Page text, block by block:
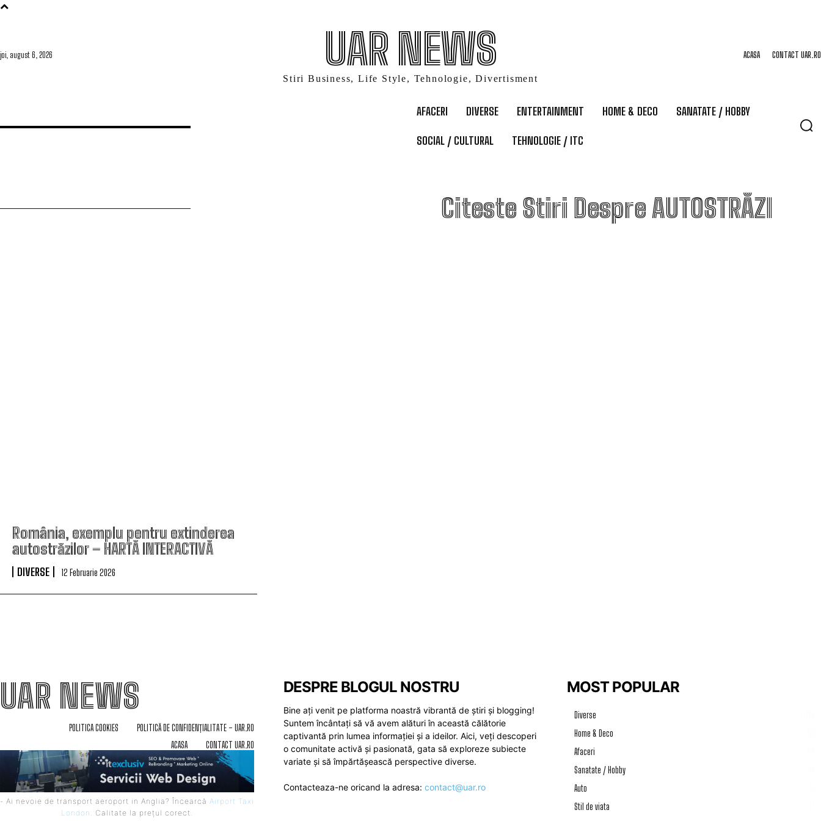
joi, august 6, 2026 UAR NEWS
Stiri Business, Life Style, Tehnologie, Divertisment
ACASA CONTACT UAR.RO
AFACERI DIVERSE ENTERTAINMENT HOME & DECO SANATATE / HOBBY
SOCIAL / CULTURAL TEHNOLOGIE / ITC
Citeste Stiri Despre AUTOSTRĂZI
A
România, exemplu pentru extinderea
autostrăzilor – HARTĂ INTERACTIVĂ
DIVERSE 12 Februarie 2026
UAR NEWS
POLITICA COOKIES
POLITICĂ DE CONFIDENȚIALITATE – UAR.RO
ACASA
CONTACT UAR.RO
- Ai nevoie de transport aeroport in Anglia? Încearcă Airport Taxi
London
. Calitate la prețul corect.
DESPRE BLOGUL NOSTRU
Bine ați venit pe platforma noastră vibrantă de știri și blogging!
Suntem încântați să vă avem alături în această călătorie
captivantă prin lumea informației și a ideilor. Aici, veți descoperi
o comunitate activă și pasionată, gata să exploreze subiecte
variate și să împărtășească perspective diverse.
Contacteaza-ne oricand la adresa: contact@uar.ro
MOST POPULAR
Diverse
Home & Deco
Afaceri
Sanatate / Hobby
Auto
Stil de viata